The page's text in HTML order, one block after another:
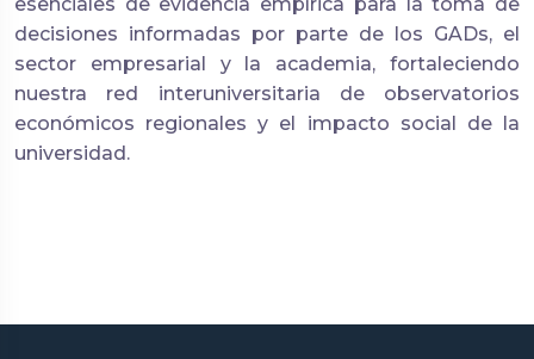
decisiones informadas por parte de los GADs, el
sector empresarial y la academia, fortaleciendo
nuestra red interuniversitaria de observatorios
económicos regionales y el impacto social de la
universidad.